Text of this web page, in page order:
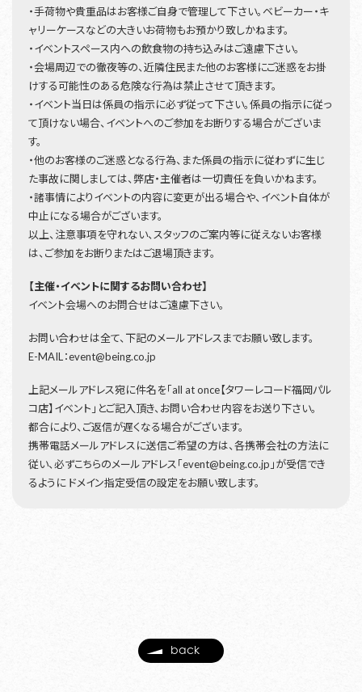
・手荷物や貴重品はお客様ご自身で管理して下さい。ベビーカー・キ
ャリーケースなどの大きいお荷物もお預かり致しかねます。
・イベントスペース内への飲食物の持ち込みはご遠慮下さい。
・会場周辺での徹夜等の、近隣住民また他のお客様にご迷惑をお掛
けする可能性のある危険な行為は禁止させて頂きます。
・イベント当日は係員の指示に必ず従って下さい。係員の指示に従っ
て頂けない場合、イベントへのご参加をお断りする場合がございま
す。
・他のお客様のご迷惑となる行為、また係員の指示に従わずに生じ
た事故に関しましては、弊店・主催者は一切責任を負いかねます。
・諸事情によりイベントの内容に変更が出る場合や、イベント自体が
中止になる場合がございます。
以上、注意事項を守れない、スタッフのご案内等に従えないお客様
は、ご参加をお断りまたはご退場頂きます。
【主催・イベントに関するお問い合わせ】
イベント会場へのお問合せはご遠慮下さい。
お問い合わせは全て、下記のメールアドレスまでお願い致します。
E-MAIL：event@being.co.jp
上記メールアドレス宛に件名を「all at once【タワーレコード福岡パル
コ店】イベント」とご記入頂き、お問い合わせ内容をお送り下さい。
都合により、ご返信が遅くなる場合がございます。
携帯電話メールアドレスに送信ご希望の方は、各携帯会社の方法に
従い、必ずこちらのメールアドレス「event@being.co.jp」が受信でき
るように ドメイン指定受信の設定をお願い致します。
back